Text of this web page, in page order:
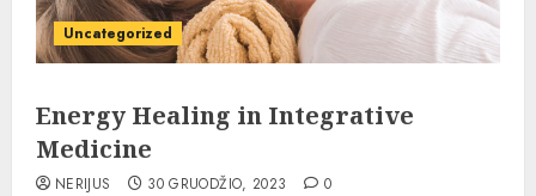
Uncategorized
Energy Healing in Integrative
Medicine
NERIJUS 30 GRUODŽIO, 2023 0